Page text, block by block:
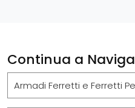
Continua a
Armadi Ferretti e Ferretti